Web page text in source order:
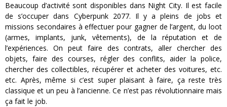
Beaucoup d’activité sont disponibles dans Night City. Il est facile
de s’occuper dans Cyberpunk 2077. Il y a pleins de jobs et
missions secondaires à effectuer pour gagner de l’argent, du loot
(armes, implants, junk, vêtements), de la réputation et de
l’expériences. On peut faire des contrats, aller chercher des
objets, faire des courses, régler des conflits, aider la police,
chercher des collectibles, récupérer et acheter des voitures, etc.
etc. Après, même si c’est super plaisant à faire, ça reste très
classique et un peu à l’ancienne. Ce n’est pas révolutionnaire mais
ça fait le job.